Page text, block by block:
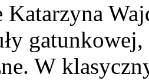
Katarzyna
gatunkowej,
W